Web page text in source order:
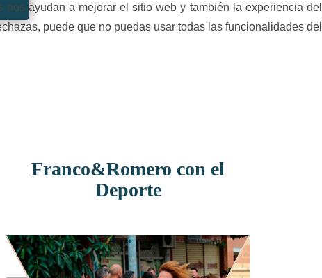
Franco&Romero con el
Deporte
ayudan a mejorar el sitio web y también la experiencia del
puede que no puedas usar todas las funcionalidades del